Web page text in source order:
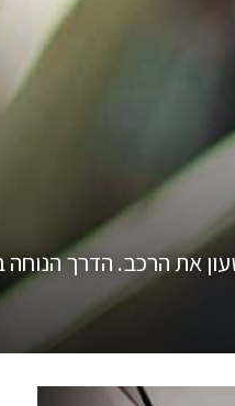
את הרכב. הדרך הנוחה